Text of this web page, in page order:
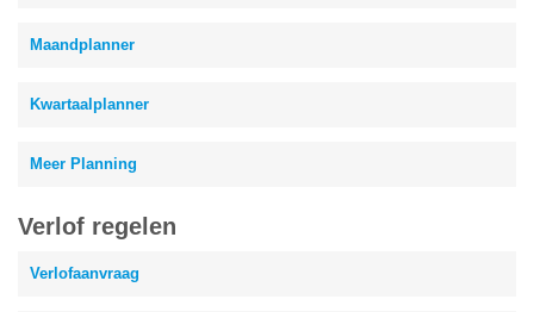
Maandplanner
Kwartaalplanner
Meer Planning
Verlof regelen
Verlofaanvraag